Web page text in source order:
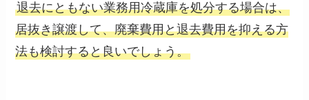
退去にともない業務用冷蔵庫を処分する場合は、
居抜き譲渡して、廃棄費用と退去費用を抑える方
法も検討すると良いでしょう。